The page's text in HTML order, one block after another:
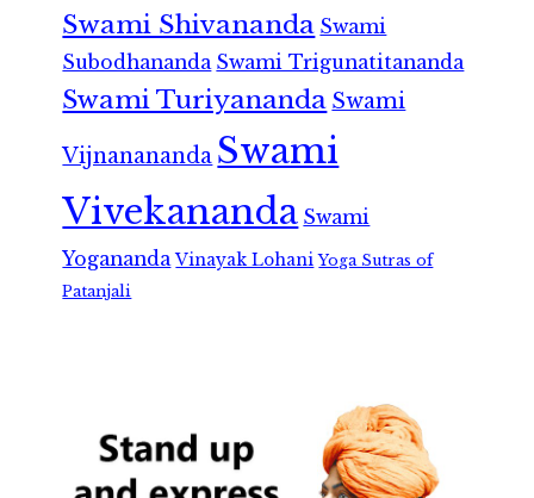
Swami Shivananda Swami
Subodhananda Swami Trigunatitananda
Swami Turiyananda Swami
Vijnanananda Swami
Vivekananda Swami
Yogananda Vinayak Lohani Yoga Sutras of
Patanjali